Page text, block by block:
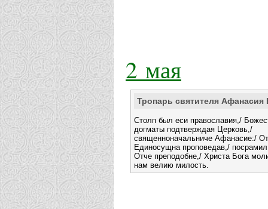
2 мая
Тропарь святителя Афанасия
Столп был еси православия,/
догматы подтверждая Церковь,/
священноначальниче Афанасие:/
Единосущна проповедав,/
Отче преподобне,/ Христа Бога
нам велию милость.